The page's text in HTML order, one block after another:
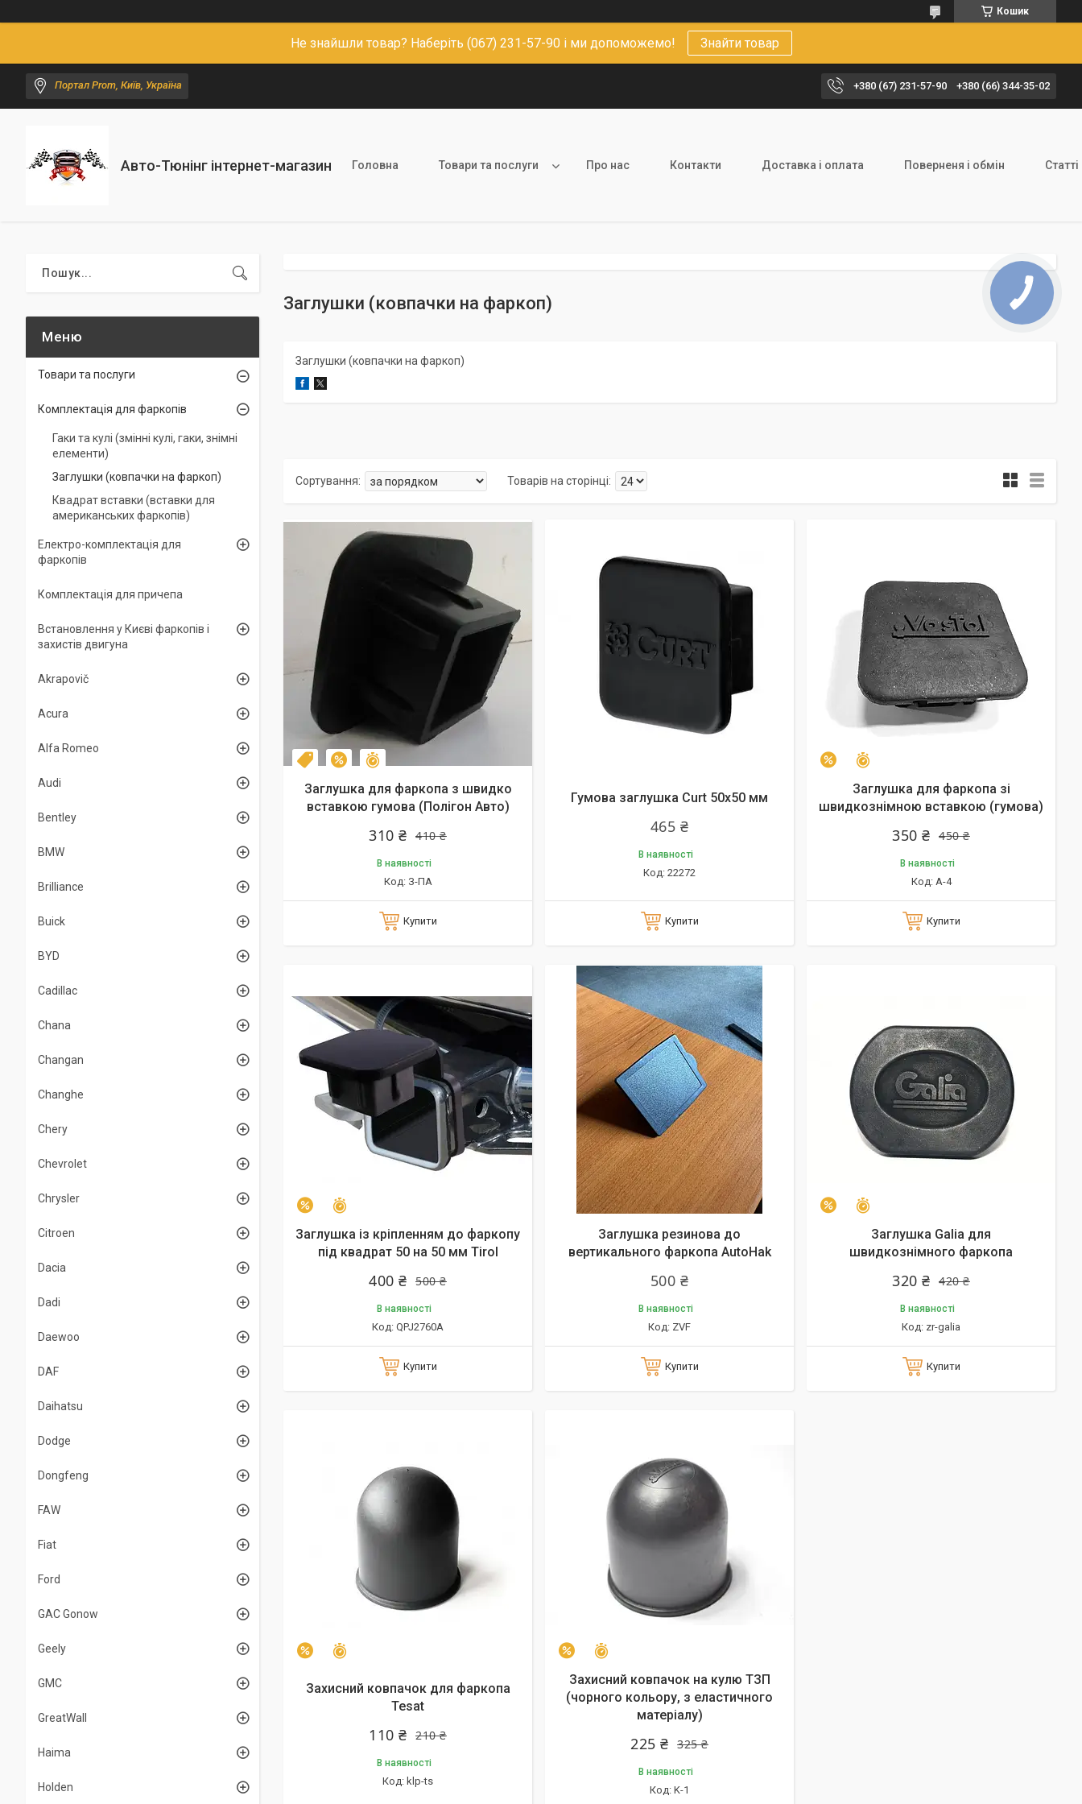
Кошик
Не знайшли товар? Наберіть (067) 231-57-90 і ми допоможемо! Знайти товар
Портал Prom, Київ, Україна +380 (67) 231-57-90 +380 (66) 344-35-02
Авто-Тюнінг інтернет-магазин Головна Товари та послуги Про нас Контакти Доставка і оплата Поверненя і обмін Статті
Заглушки (ковпачки на фаркоп)
Заглушки (ковпачки на фаркоп)
Топ продаж
–24%
Заглушка для фаркопа з швидко
вставкою гумова (Полігон Авто)
410 ₴
310 ₴
В наявності
З-ПА
Купити
Гумова заглушка Curt 50x50 мм
465 ₴
В наявності
22272
Купити
–22%
Заглушка для фаркопа зі
швидкознімною вставкою (гумова)
450 ₴
350 ₴
В наявності
A-4
Купити
–20%
Заглушка із кріпленням до фаркопу
під квадрат 50 на 50 мм Tirol
500 ₴
400 ₴
В наявності
QPJ2760A
Купити
Заглушка резинова до
вертикального фаркопа AutoHak
500 ₴
В наявності
ZVF
Купити
–24%
Заглушка Galia для
швидкознімного фаркопа
420 ₴
320 ₴
В наявності
zr-galia
Купити
–48%
Захисний ковпачок для фаркопа
Tesat
210 ₴
110 ₴
В наявності
klp-ts
–31%
Захисний ковпачок на кулю ТЗП
(чорного кольору, з еластичного
матеріалу)
325 ₴
225 ₴
В наявності
K-1
Товари та послуги
Комплектація для фаркопів
Гаки та кулі (змінні кулі, гаки, знімні
елементи)
Заглушки (ковпачки на фаркоп)
Квадрат вставки (вставки для
американських фаркопів)
Електро-комплектація для
фаркопів
Комплектація для причепа
Встановлення у Києві фаркопів і
захистів двигуна
Akrapovič
Acura
Alfa Romeo
Audi
Bentley
BMW
Brilliance
Buick
BYD
Cadillac
Chana
Changan
Changhe
Chery
Chevrolet
Chrysler
Citroen
Dacia
Dadi
Daewoo
DAF
Daihatsu
Dodge
Dongfeng
FAW
Fiat
Ford
GAC Gonow
Geely
GMC
GreatWall
Haima
Holden